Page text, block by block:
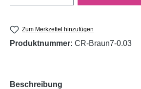
Zum Merkzettel hinzufügen
Produktnummer: CR-Braun7-0.03
Beschreibung